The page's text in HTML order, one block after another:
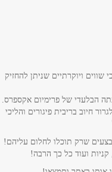
ויוקרתיים שניתן להחזיק
הבלעדי של פרימיום אקספרס.
חיוב בריבית פיגורים והליכי
שרק תוכלו לחלום עליהם!
ועוד כל כך הרבה!